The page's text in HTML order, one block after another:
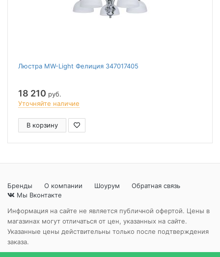
Люстра MW-Light Фелиция 347017405
18 210 руб.
Уточняйте наличие
В корзину
Бренды О компании Шоурум
Обратная связь
Мы Вконтакте
Информация на сайте не является публичной офертой. Цены в
магазинах могут отличаться от цен, указанных на сайте.
Указанные цены действительны только после подтверждения
заказа.